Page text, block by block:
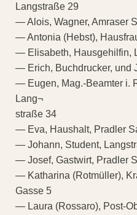
Langstraße 29
— Alois, Wagner, Amraser
— Antonia (Hebst),
— Elisabeth, Hausgehilfin,
— Erich, Buchdrucker, und
— Eugen, Mag.-Beamter i.
Lang¬
straße 34
— Eva, Haushalt, Pradler
— Johann, Student,
— Josef, Gastwirt, Pradler
— Katharina (Rotmüller),
Gasse 5
— Laura (Rossaro), Post-